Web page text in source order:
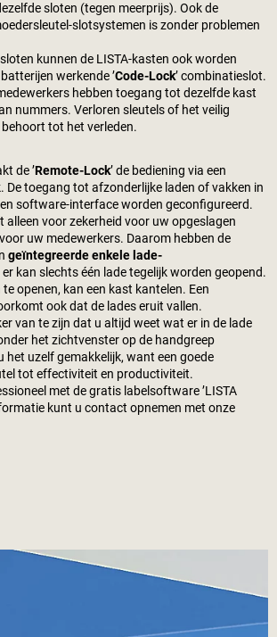
sloten (tegen meerprijs). Ook de
slotsystemen is zonder problemen
kunnen de LISTA-kasten ook worden
werkende ’Code-Lock’ combinatieslot.
hebben toegang tot dezelfde kast
nummers. Verloren sleutels of het veilig
tot het verleden.
de ’Remote-Lock’ de bediening via een
De toegang tot afzonderlijke laden of vakken in
software-interface worden geconfigureerd.
alleen voor zekerheid voor uw opgeslagen
uw medewerkers. Daarom hebben de
geïntegreerde enkele lade-
er kan slechts één lade tegelijk worden geopend.
openen, kan een kast kantelen. Een
ook dat de lades eruit vallen.
van te zijn dat u altijd weet wat er in de lade
het zichtvenster op de handgreep
het uzelf gemakkelijk, want een goede
tot effectiviteit en productiviteit.
met de gratis labelsoftware ’LISTA
kunt u contact opnemen met onze